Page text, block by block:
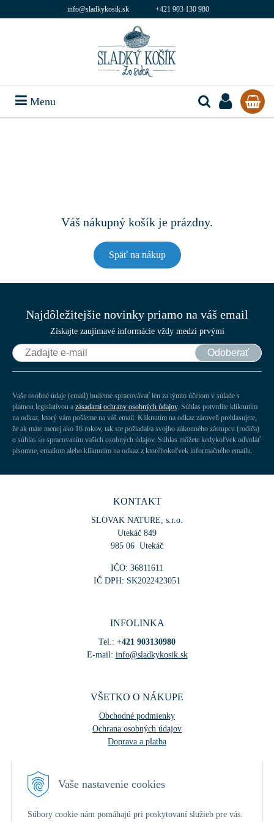
Vaše nastavenie cookies
Súbory cookie nám pomáhajú pri poskytovaní služieb pre vás.
info@sladkykosik.sk +421 903 130 980
Menu
Váš nákupný košík je prázdny.
Späť na nákup
Najdôležitejšie novinky priamo na váš email
Získajte zaujímavé informácie vždy medzi prvými
Odoberať
Vaše osobné údaje (email) budeme spracovávať len za týmto účelom v súlade s
platnou legislatívou a zásadami ochrany osobných údajov. Súhlas potvrdíte kliknutím
na odkaz, ktorý vám pošleme na váš email. Kliknutím na odkaz zároveň prehlasujete,
že ak máte menej ako 16 rokov, tak ste požiadal/a svojho zákonného zástupcu (rodiča)
o súhlas so spracovaním vašich osobných údajov. Súhlas môžete kedykoľvek odvolať
písomne, emailom alebo kliknutím na odkaz z ktoréhokoľvek informačného emailu.
KONTAKT
SLOVAK NATURE, s.r.o.
Utekáč 849
985 06 Utekáč
IČO: 36811611
IČ DPH: SK2022423051
INFOLINKA
Tel.: +421 903130980
E-mail: info@sladkykosik.sk
VŠETKO O NÁKUPE
Obchodné podmienky
Ochrana osobných údajov
Doprava a platba
NÁJDETE NÁS